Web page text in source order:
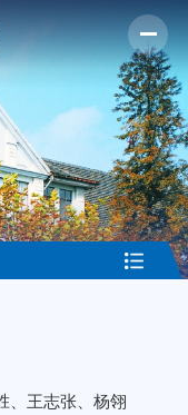
、王志张、杨翎